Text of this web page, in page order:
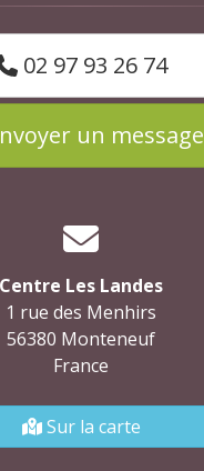
02 97 93 26 74
un message
Centre Les Landes
1 rue des Menhirs
56380 Monteneuf
France
Sur la carte